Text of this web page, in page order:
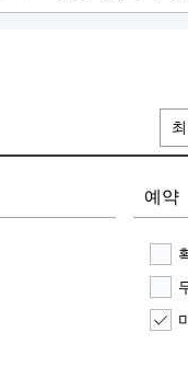
예약